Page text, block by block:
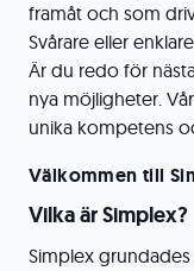
framåt och som
Svårare eller
Är du redo för
nya möjligheter.
unika kompetens
Välkommen till
Vilka är Simplex?
Simplex